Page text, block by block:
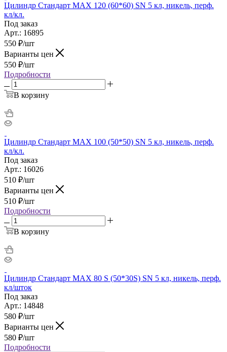
Цилиндр Стандарт MAX 120 (60*60) SN 5 кл, никель, перф.
кл/кл.
Под заказ
Арт.: 16895
550 ₽/шт
Варианты цен
550 ₽/шт
Подробности
В корзину
Цилиндр Стандарт MAX 100 (50*50) SN 5 кл, никель, перф.
кл/кл.
Под заказ
Арт.: 16026
510 ₽/шт
Варианты цен
510 ₽/шт
Подробности
В корзину
Цилиндр Стандарт MAX 80 S (50*30S) SN 5 кл, никель, перф.
кл/шток
Под заказ
Арт.: 14848
580 ₽/шт
Варианты цен
580 ₽/шт
Подробности